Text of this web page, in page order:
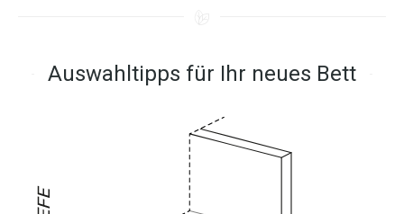
Auswahltipps für Ihr neues Bett